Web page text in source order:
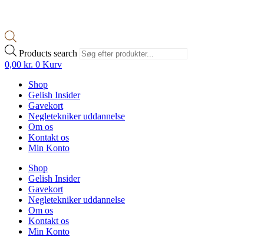
Products search
0,00 kr. 0 Kurv
Shop
Gelish Insider
Gavekort
Negletekniker uddannelse
Om os
Kontakt os
Min Konto
Shop
Gelish Insider
Gavekort
Negletekniker uddannelse
Om os
Kontakt os
Min Konto